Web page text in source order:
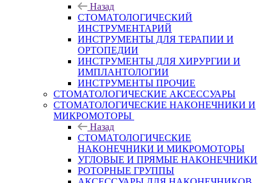
Назад
СТОМАТОЛОГИЧЕСКИЙ
ИНСТРУМЕНТАРИЙ
ИНСТРУМЕНТЫ ДЛЯ ТЕРАПИИ И
ОРТОПЕДИИ
ИНСТРУМЕНТЫ ДЛЯ ХИРУРГИИ И
ИМПЛАНТОЛОГИИ
ИНСТРУМЕНТЫ ПРОЧИЕ
СТОМАТОЛОГИЧЕСКИЕ АКСЕССУАРЫ
СТОМАТОЛОГИЧЕСКИЕ НАКОНЕЧНИКИ И
МИКРОМОТОРЫ
Назад
СТОМАТОЛОГИЧЕСКИЕ
НАКОНЕЧНИКИ И МИКРОМОТОРЫ
УГЛОВЫЕ И ПРЯМЫЕ НАКОНЕЧНИКИ
РОТОРНЫЕ ГРУППЫ